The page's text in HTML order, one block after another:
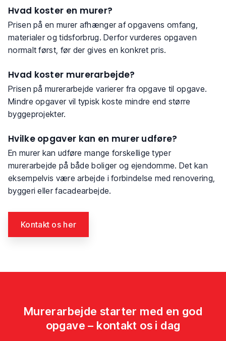
Hvad koster en murer?
Prisen på en murer afhænger af opgavens omfang,
materialer og tidsforbrug. Derfor vurderes opgaven
normalt først, før der gives en konkret pris.
Hvad koster murerarbejde?
Prisen på murerarbejde varierer fra opgave til opgave.
Mindre opgaver vil typisk koste mindre end større
byggeprojekter.
Hvilke opgaver kan en murer udføre?
En murer kan udføre mange forskellige typer
murerarbejde på både boliger og ejendomme. Det kan
eksempelvis være arbejde i forbindelse med renovering,
byggeri eller facadearbejde.
Kontakt os her​
Murerarbejde starter med en god
opgave – kontakt os i dag